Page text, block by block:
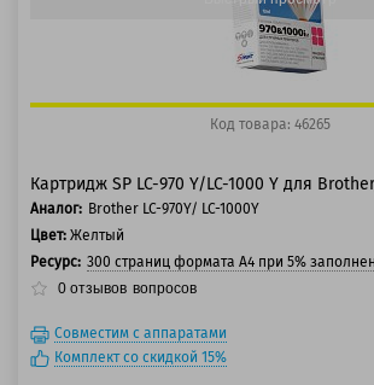
Код товара: 46265
Картридж SP LC-970 Y/LC-1000 Y для
Аналог: Brother LC-970Y/ LC-1000Y
Цвет: Желтый
Ресурс: 300 страниц формата А4 при 5%
0 отзывов вопросов
Совместим с аппаратами
Комплект со скидкой 15%